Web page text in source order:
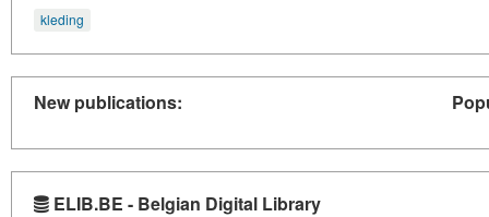
kleding
New publications:
ELIB.BE - Belgian Digital Library